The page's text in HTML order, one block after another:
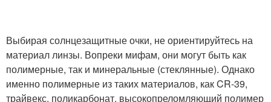
Выбирая солнцезащитные очки, не ориентируйтесь на
материал линзы. Вопреки мифам, они могут быть как
полимерные, так и минеральные (стеклянные). Однако
именно полимерные из таких материалов, как CR-39,
трайвекс, поликарбонат, высокопреломляющий полимер